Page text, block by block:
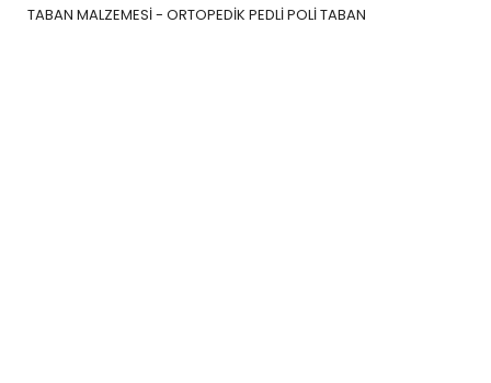
TABAN MALZEMESİ - ORTOPEDİK PEDLİ POLİ TABAN